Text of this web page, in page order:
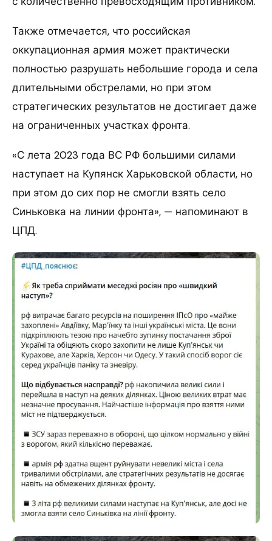
Также отмечается, что российская
оккупационная армия может практически
полностью разрушать небольшие города и села
длительными обстрелами, но при этом
стратегических результатов не достигает даже
на ограниченных участках фронта.
«С лета 2023 года ВС РФ большими силами
наступает на Купянск Харьковской области, но
при этом до сих пор не смогли взять село
Синьковка на линии фронта», — напоминают в
ЦПД.